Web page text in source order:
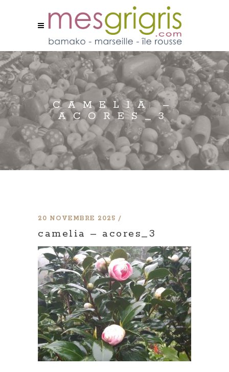
CAMELIA –
ACORES_3
20 NOVEMBRE 2025
camelia – acores_3